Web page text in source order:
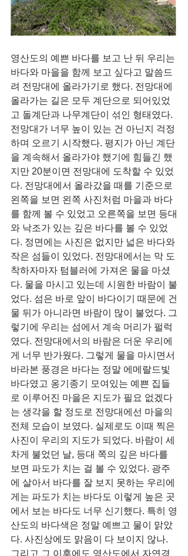
영산도의 예쁜 바다를 보고 난 뒤 우리는
바다와 마을을 함께 보고 싶다고 말씀드
려 전망대에 올라가기로 했다. 전망대에
올라가는 길은 모두 계단으로 되어있었
고 돌계단과 나무계단이 섞인 형태였다.
전망대가 너무 높이 있는 건 아닌지 걱정
하며 오르기 시작했다. 평지가 아닌 계단
을 계속해서 올라가야 했기에 힘들긴 했
지만 20분이면 전망대에 도착할 수 있었
다. 전망대에서 올라갔을 때를 기준으로
왼쪽을 보면 왼쪽 사진처럼 마을과 바다
를 함께 볼 수 있었고 오른쪽을 보면 등대
와 낙조가 있는 깊은 바다를 볼 수 있었
다. 정면에는 사진은 없지만 넓은 바다와
작은 섬들이 있었다. 전망대에서는 막 도
착하자마자 텀블러에 가져온 물을 마셨
다. 물을 마시고 있는데 시원한 바람이 불
었다. 섬은 바로 앞이 바다이기 때문에 건
물 뒤가 아니라면 바람이 많이 불었다. 그
렇기에 우리는 섬에서 계속 머리가 펄럭
였다. 전망대에서의 바람은 더운 우리에
게 너무 반가웠다. 그렇게 물을 마시면서
바라본 풍경은 바다는 정말 에메랄드빛
바다였고 옹기종기 모여있는 예쁜 집들
로 이루어진 마을은 지도가 필요 없겠다
는 생각을 할 정도로 전망대에선 마을의
전체 모습이 보였다. 실제로도 이때 찍은
사진이 우리의 지도가 되었다. 바람이 세
차게 불었던 날, 등대 쪽의 깊은 바다를
보면 파도가 치는 걸 볼 수 있었다. 광주
에 살아서 바다를 잘 보지 못하는 우리에
게는 파도가 치는 바다도 이렇게 높은 곳
에서 보는 바다도 너무 신기했다. 특히 영
산도의 바다색은 정말 예쁘고 물이 맑았
다. 사진상에도 맑음이 다 보이지 않나.
그리고 그 이후에도 영산도에서 자연경